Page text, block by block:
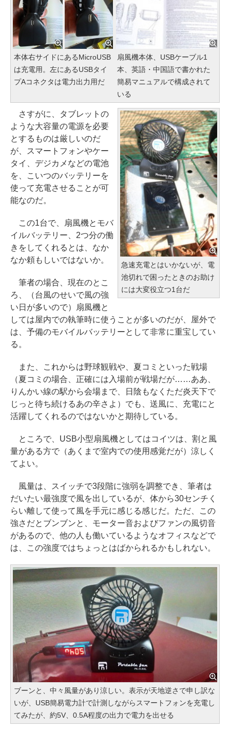
本体右サイドにあるMicroUSB
は充電用。左にあるUSBタイ
プAコネクタは電力出力用だ
扇風機本体、USBケーブル1
本、英語・中国語で書かれた
簡易マニュアルで構成されて
いる
急速充電とはいかないが、電
池切れで困ったときのお助け
には大変役立つ1台だ
さすがに、タブレットの
ような大容量の電源を必要
とするものは厳しいのだ
が、スマートフォンやケー
タイ、デジカメなどの電池
を、こいつのバッテリーを
使って充電させることが可
能なのだ。
この1台で、扇風機とモバ
イルバッテリー、2つ分の働
きをしてくれるとは、なか
なか頼もしいではないか。
筆者の場合、現在のとこ
ろ、（台風のせいで風の強
い日が多いので）扇風機と
しては屋内での執筆時に使うことが多いのだが、屋外で
は、予備のモバイルバッテリーとして非常に重宝してい
る。
また、これからは野球観戦や、夏コミといった戦場
（夏コミの場合、正確には入場前が戦場だが……ああ、
りんかい線の駅から会場まで、日陰もなくただ炎天下で
じっと待ち続けるあの辛さよ）でも、送風に、充電にと
活躍してくれるのではないかと期待している。
ところで、USB小型扇風機としてはコイツは、割と風
量がある方で（あくまで室内での使用感覚だが）涼しく
てよい。
風量は、スイッチで3段階に強弱を調整でき、筆者は
だいたい最強度で風を出しているが、体から30センチく
らい離して使って風を手元に感じる感じだ。ただ、この
強さだとブンブンと、モーター音およびファンの風切音
があるので、他の人も働いているようなオフィスなどで
は、この強度ではちょっとはばかられるかもしれない。
ブーンと、中々風量があり涼しい。表示が天地逆さで申し訳な
いが、USB簡易電力計で計測しながらスマートフォンを充電し
てみたが、約5V、0.5A程度の出力で電力を出せる